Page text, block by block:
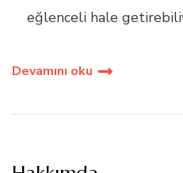
eğlenceli hale
Devamını oku